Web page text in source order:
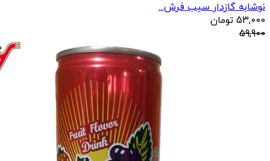
نوشابه گازدار سیب فرش...
53,000 تومان
59,900